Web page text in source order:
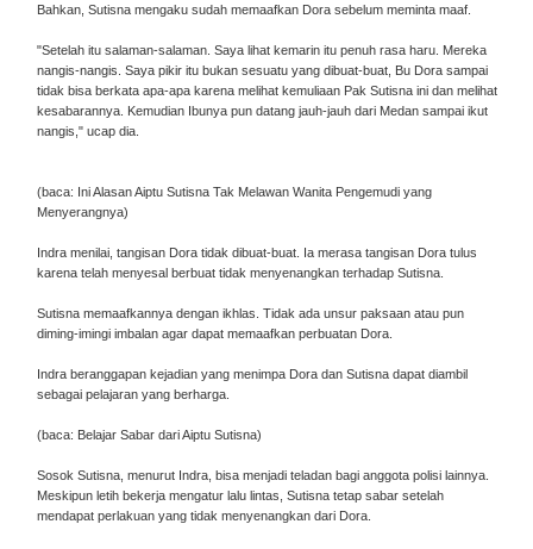
Bahkan, Sutisna mengaku sudah memaafkan Dora sebelum meminta maaf.
"Setelah itu salaman-salaman. Saya lihat kemarin itu penuh rasa haru. Mereka
nangis-nangis. Saya pikir itu bukan sesuatu yang dibuat-buat, Bu Dora sampai
tidak bisa berkata apa-apa karena melihat kemuliaan Pak Sutisna ini dan melihat
kesabarannya. Kemudian Ibunya pun datang jauh-jauh dari Medan sampai ikut
nangis," ucap dia.
(baca: Ini Alasan Aiptu Sutisna Tak Melawan Wanita Pengemudi yang
Menyerangnya)
Indra menilai, tangisan Dora tidak dibuat-buat. Ia merasa tangisan Dora tulus
karena telah menyesal berbuat tidak menyenangkan terhadap Sutisna.
Sutisna memaafkannya dengan ikhlas. Tidak ada unsur paksaan atau pun
diming-imingi imbalan agar dapat memaafkan perbuatan Dora.
Indra beranggapan kejadian yang menimpa Dora dan Sutisna dapat diambil
sebagai pelajaran yang berharga.
(baca: Belajar Sabar dari Aiptu Sutisna)
Sosok Sutisna, menurut Indra, bisa menjadi teladan bagi anggota polisi lainnya.
Meskipun letih bekerja mengatur lalu lintas, Sutisna tetap sabar setelah
mendapat perlakuan yang tidak menyenangkan dari Dora.